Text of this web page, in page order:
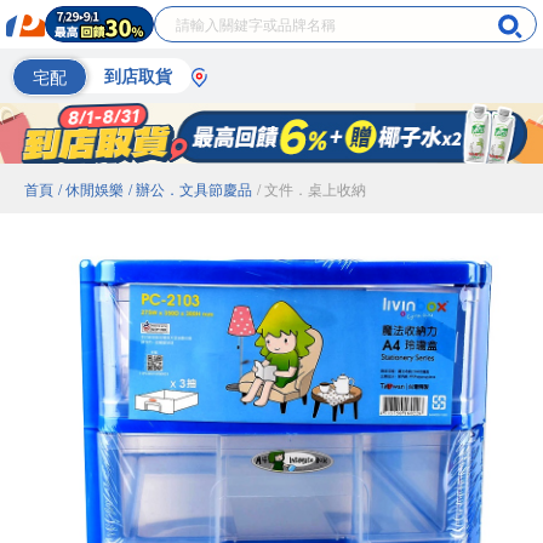
宅配 到店取貨
首頁 / 休閒娛樂 / 辦公．文具節慶品 / 文件．桌上收納